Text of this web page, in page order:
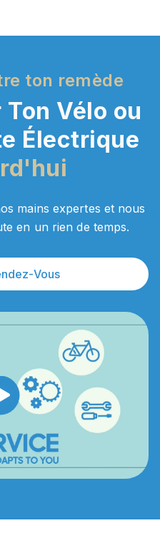
ton remède
Vélo ou
Électrique
mains expertes et nous
en un rien de temps.
Vous